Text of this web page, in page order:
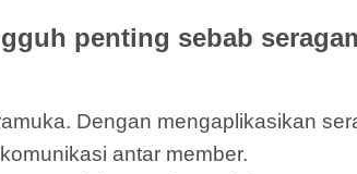
penting sebab
Dengan mengaplikasikan
antar member.